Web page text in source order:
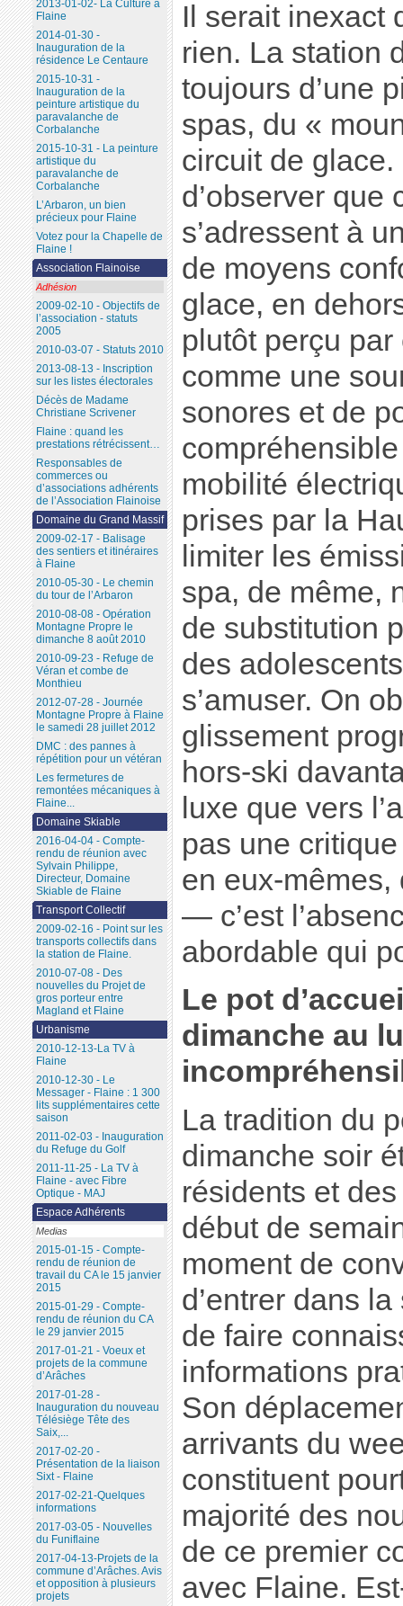
Il serait inexact
rien. La station
toujours d’une
spas, du «
circuit de
d’observer que
s’adressent à
de moyens
glace, en
plutôt perçu
comme une
sonores et de
mobilité
prises par la
limiter les
spa, de même,
de substitution
des
s’amuser. On
glissement
hors-ski
luxe que vers
pas une
en eux-
— c’est
abordable qui
Le pot
dimanche au
La tradition du
dimanche soir
résidents et
début de
moment de
d’entrer dans
de faire
informations
Son
arrivants du
constituent
majorité des
de ce premier
avec Flaine.
2013-01-02- La Culture à
Flaine
2014-01-30 -
Inauguration de la
résidence Le Centaure
2015-10-31 -
Inauguration de la
peinture artistique du
paravalanche de
Corbalanche
2015-10-31 - La peinture
artistique du
paravalanche de
Corbalanche
L’Arbaron, un bien
précieux pour Flaine
Votez pour la Chapelle de
Flaine !
Association Flainoise
Adhésion
2009-02-10 - Objectifs de
l’association - statuts
2005
2010-03-07 - Statuts 2010
2013-08-13 - Inscription
sur les listes électorales
Décès de Madame
Christiane Scrivener
Flaine : quand les
prestations rétrécissent…
Responsables de
commerces ou
d’associations adhérents
de l’Association Flainoise
Domaine du Grand Massif
2009-02-17 - Balisage
des sentiers et itinéraires
à Flaine
2010-05-30 - Le chemin
du tour de l’Arbaron
2010-08-08 - Opération
Montagne Propre le
dimanche 8 août 2010
2010-09-23 - Refuge de
Véran et combe de
Monthieu
2012-07-28 - Journée
Montagne Propre à Flaine
le samedi 28 juillet 2012
DMC : des pannes à
répétition pour un vétéran
Les fermetures de
remontées mécaniques à
Flaine...
Domaine Skiable
2016-04-04 - Compte-
rendu de réunion avec
Sylvain Philippe,
Directeur, Domaine
Skiable de Flaine
Transport Collectif
2009-02-16 - Point sur les
transports collectifs dans
la station de Flaine.
2010-07-08 - Des
nouvelles du Projet de
gros porteur entre
Magland et Flaine
Urbanisme
2010-12-13-La TV à
Flaine
2010-12-30 - Le
Messager - Flaine : 1 300
lits supplémentaires cette
saison
2011-02-03 - Inauguration
du Refuge du Golf
2011-11-25 - La TV à
Flaine - avec Fibre
Optique - MAJ
Espace Adhérents
Medias
2015-01-15 - Compte-
rendu de réunion de
travail du CA le 15 janvier
2015
2015-01-29 - Compte-
rendu de réunion du CA
le 29 janvier 2015
2017-01-21 - Voeux et
projets de la commune
d’Arâches
2017-01-28 -
Inauguration du nouveau
Télésiège Tête des
Saix,...
2017-02-20 -
Présentation de la liaison
Sixt - Flaine
2017-02-21-Quelques
informations
2017-03-05 - Nouvelles
du Funiflaine
2017-04-13-Projets de la
commune d’Arâches. Avis
et opposition à plusieurs
projets